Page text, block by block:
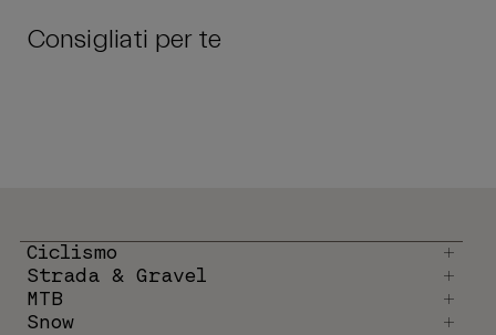
Consigliati per te
Ciclismo
Strada & Gravel
MTB
Snow